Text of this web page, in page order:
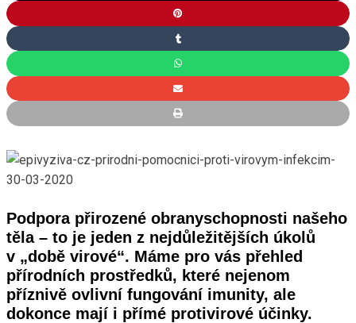
Podpora přirozené obranyschopnosti našeho
těla – to je jeden z nejdůležitějších úkolů
v „době virové“. Máme pro vás přehled
přírodních prostředků, které nejenom
příznivě ovlivní fungování imunity, ale
dokonce mají i přímé protivirové účinky.